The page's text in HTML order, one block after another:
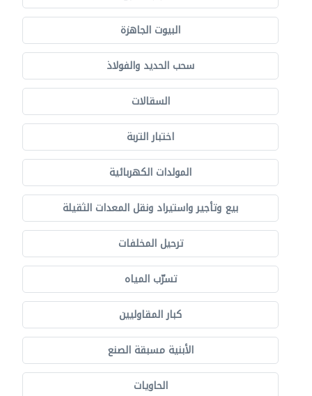
البيوت الجاهزة
سحب الحديد والفولاذ
السقالات
اختبار التربة
المولدات الكهربائية
بيع وتأجير واستيراد ونقل المعدات الثقيلة
ترحيل المخلفات
تسرّب المياه
كبار المقاوليين
الأبنية مسبقة الصنع
الحاويات